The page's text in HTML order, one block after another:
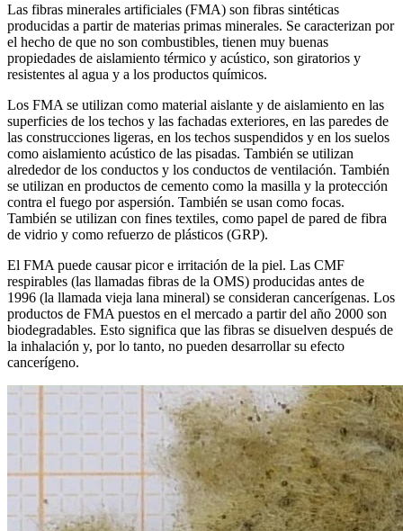
Las fibras minerales artificiales (FMA) son fibras sintéticas
producidas a partir de materias primas minerales. Se caracterizan por
el hecho de que no son combustibles, tienen muy buenas
propiedades de aislamiento térmico y acústico, son giratorios y
resistentes al agua y a los productos químicos.
Los FMA se utilizan como material aislante y de aislamiento en las
superficies de los techos y las fachadas exteriores, en las paredes de
las construcciones ligeras, en los techos suspendidos y en los suelos
como aislamiento acústico de las pisadas. También se utilizan
alrededor de los conductos y los conductos de ventilación. También
se utilizan en productos de cemento como la masilla y la protección
contra el fuego por aspersión. También se usan como focas.
También se utilizan con fines textiles, como papel de pared de fibra
de vidrio y como refuerzo de plásticos (GRP).
El FMA puede causar picor e irritación de la piel. Las CMF
respirables (las llamadas fibras de la OMS) producidas antes de
1996 (la llamada vieja lana mineral) se consideran cancerígenas. Los
productos de FMA puestos en el mercado a partir del año 2000 son
biodegradables. Esto significa que las fibras se disuelven después de
la inhalación y, por lo tanto, no pueden desarrollar su efecto
cancerígeno.